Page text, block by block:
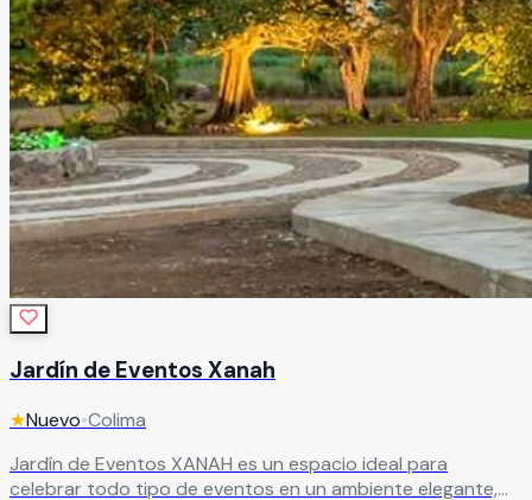
Jardín de Eventos Xanah
★Nuevo•Colima
Jardín de Eventos XANAH es un espacio ideal para
celebrar todo tipo de eventos en un ambiente elegante,